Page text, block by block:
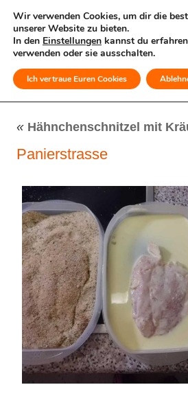
MENÜ
« Hähnchenschnitzel mit
Panierstrasse
Wir verwenden Cookies, um dir die
unserer Website zu bieten.
In den Einstellungen kannst du
verwenden oder sie ausschalten.
Ich vertraue Euren Cookies